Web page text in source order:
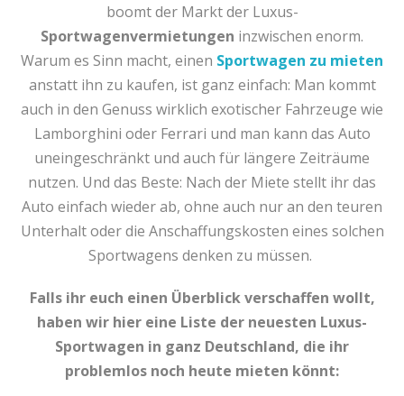
boomt der Markt der Luxus-
Sportwagenvermietungen inzwischen enorm.
Warum es Sinn macht, einen Sportwagen zu mieten
anstatt ihn zu kaufen, ist ganz einfach: Man kommt
auch in den Genuss wirklich exotischer Fahrzeuge wie
Lamborghini oder Ferrari und man kann das Auto
uneingeschränkt und auch für längere Zeiträume
nutzen. Und das Beste: Nach der Miete stellt ihr das
Auto einfach wieder ab, ohne auch nur an den teuren
Unterhalt oder die Anschaffungskosten eines solchen
Sportwagens denken zu müssen.
Falls ihr euch einen Überblick verschaffen wollt,
haben wir hier eine Liste der neuesten Luxus-
Sportwagen in ganz Deutschland, die ihr
problemlos noch heute mieten könnt: